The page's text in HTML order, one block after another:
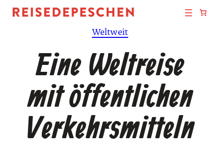
Zum
Weltweit
Eine Weltreise
mit öffentlichen
Verkehrsmitteln